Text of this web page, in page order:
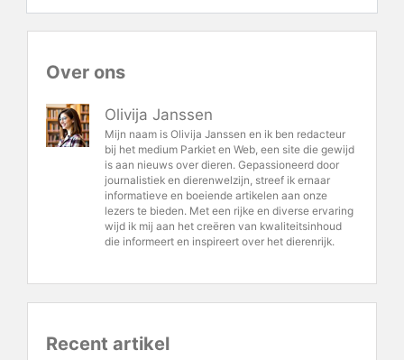
Over ons
Olivija Janssen
Mijn naam is Olivija Janssen en ik ben redacteur
bij het medium Parkiet en Web, een site die gewijd
is aan nieuws over dieren. Gepassioneerd door
journalistiek en dierenwelzijn, streef ik ernaar
informatieve en boeiende artikelen aan onze
lezers te bieden. Met een rijke en diverse ervaring
wijd ik mij aan het creëren van kwaliteitsinhoud
die informeert en inspireert over het dierenrijk.
Recent artikel